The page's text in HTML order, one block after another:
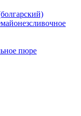
майонезсливочное
пюре